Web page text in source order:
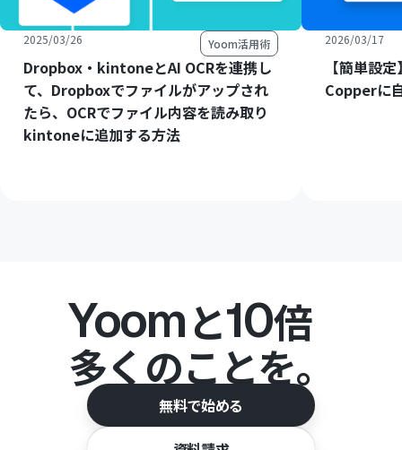
2025/03/26 Yoom活用術
Dropbox・kintoneとAI OCRを連携し
て、Dropboxでファイルがアップされ
たら、OCRでファイル内容を読み取り
kintoneに追加する方法
2026/03/17
【簡単設
Copperに
Yoomと10倍
多くのことを。
無料で始める